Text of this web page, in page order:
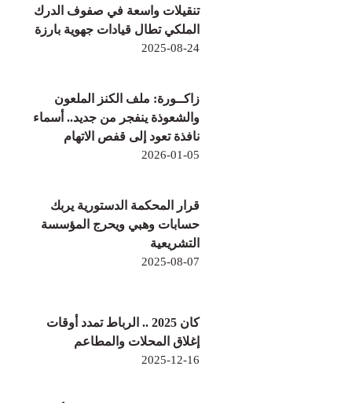
تنقيلات واسعة في صفوف الدرك
الملكي تطال قيادات جهوية بارزة
2025-08-24
زاكــورة: ملف الكنز الملعون
والشعوذة ينفجر من جديد.. أسماء
نافذة تعود إلى قفص الاتهام
2026-01-05
قرار المحكمة الدستورية يربك
حسابات وهبي ويحرج المؤسسة
التشريعية
2025-08-07
كان 2025 .. الرباط تمدد أوقات
إغلاق المحلات والمطاعم
2025-12-16